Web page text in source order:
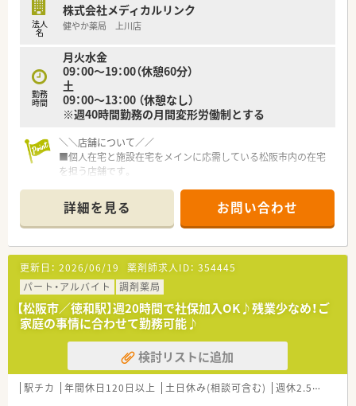
法人
名
株式会社メディカルリンク
健やか薬局 上川店
勤務
時間
月火水金
09：00～19：00（休憩60分）
土
09：00～13：00 （休憩なし）
※週40時間勤務の月間変形労働制とする
＼＼店舗について／／
■個人在宅と施設在宅をメインに応需している松阪市内の在宅
を担う店舗です。
■残業少なめの環境です。
＼＼こんな会社です／／
■三重県内に特化した、グループ合わせて30店舗以上を展開す
る地元調剤チェーンです。
■薬局併設の薬膳カフェなど既存の枠にとらわれない運営を行
っています。
■在宅に積極的に取り組んでおり、三重県では在宅件数トップク
ラスです！
■2～3店舗/年のペースで新規出店を行っております。
■患者様との距離が近く、かかりつけ薬剤師として活躍ができま
■性別問わず社内の人間関係は良好で、穏やかな雰囲気の店舗が
多い企業です。
詳細を見る お問い合わせ
更新日： 2026/06/19 薬剤師求人ID： 354445
パート・アルバイト
調剤薬局
【松阪市／徳和駅】週20時間で社保加入OK♪残業少なめ！ご
家庭の事情に合わせて勤務可能♪
検討リストに追加
駅チカ 年間休日120日以上 土日休み(相談可含む) 週休2.5日以上